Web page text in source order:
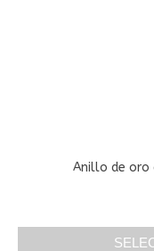
Anillo de oro